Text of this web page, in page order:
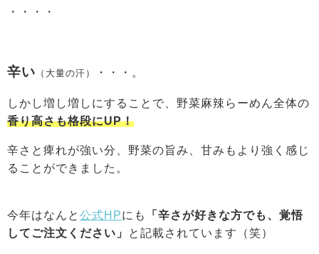
・・・・
辛い （大量の汗） ・・・。
しかし増し増しにすることで、野菜麻辣らーめん全体の
香り高さも格段にUP！
辛さと痺れが強い分、野菜の旨み、甘みもより強く感じ
ることができました。
今年はなんと 公式HPにも
「辛さが好きな方でも、覚悟
してご注文ください」
と記載されています（笑）